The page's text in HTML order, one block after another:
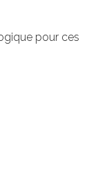
pour ces